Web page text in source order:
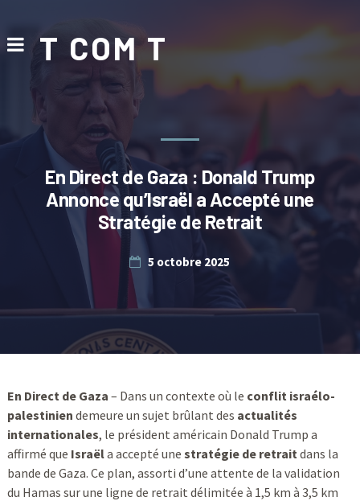
T COM T
En Direct de Gaza : Donald Trump
Annonce qu’Israël a Accepté une
Stratégie de Retrait
5 octobre 2025
En Direct de Gaza – Dans un contexte où le conflit israélo-
palestinien demeure un sujet brûlant des actualités
internationales, le président américain Donald Trump a
affirmé que Israëla accepté une stratégie de retraitdans la
bande de Gaza. Ce plan, assorti d’une attente de la validation
du Hamas sur une ligne de retrait délimitée à 1,5 km à 3,5 km